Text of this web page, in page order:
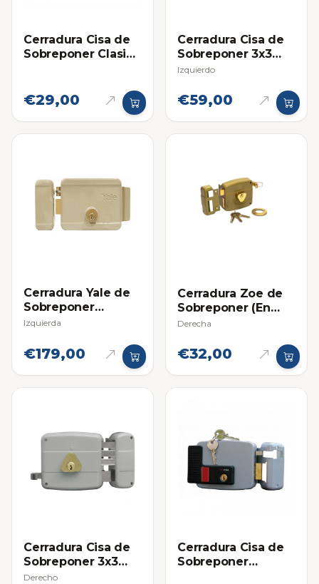
Cerradura Cisa de
Sobreponer Clasica
€29,00
Cerradura Cisa de
Sobreponer 3x3
(Cilindro Suelto)
Izquierdo
€59,00
Cerradura Yale de
Sobreponer
Eléctrica
Izquierda
€179,00
Cerradura Zoe de
Sobreponer (En
Blister)
Derecha
€32,00
Cerradura Cisa de
Sobreponer 3x3
(Cilindro Suelto)
Derecho
Cerradura Cisa de
Sobreponer